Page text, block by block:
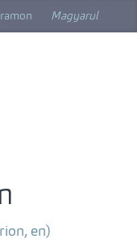
Magyarul
en)